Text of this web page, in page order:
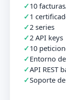
10
1
2 series
2 API keys
10
Entorno
API REST
Soporte